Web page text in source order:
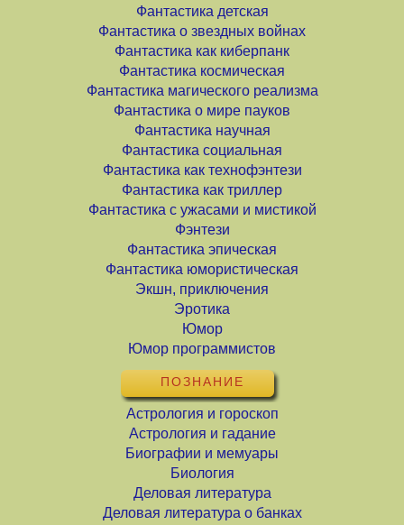
Фантастика детская
Фантастика о звездных войнах
Фантастика как киберпанк
Фантастика космическая
Фантастика магического реализма
Фантастика о мире пауков
Фантастика научная
Фантастика социальная
Фантастика как технофэнтези
Фантастика как триллер
Фантастика с ужасами и мистикой
Фэнтези
Фантастика эпическая
Фантастика юмористическая
Экшн, приключения
Эротика
Юмор
Юмор программистов
ПОЗНАНИЕ
Астрология и гороскоп
Астрология и гадание
Биографии и мемуары
Биология
Деловая литература
Деловая литература о банках